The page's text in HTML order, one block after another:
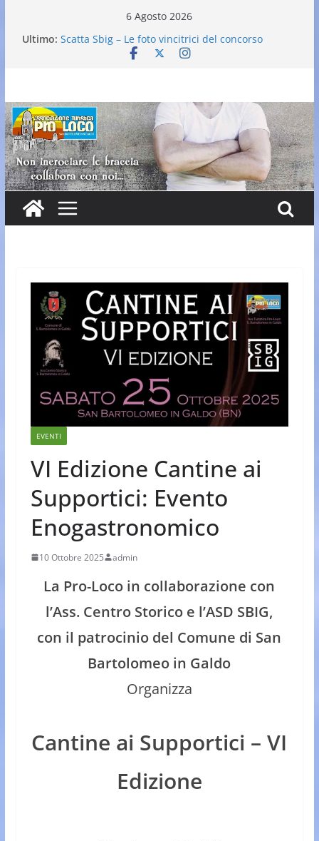
6 Agosto 2026
Ultimo: Scatta Sbig – Le foto vincitrici del concorso
25° Gran Carnevale
Enogastronomico
EVENTI
VI Edizione Cantine ai
Supportici: Evento
Enogastronomico
10 Ottobre 2025 admin
La Pro-Loco in collaborazione con
l’Ass. Centro Storico e l’ASD SBIG,
con il patrocinio del Comune di San
Bartolomeo in Galdo
Organizza
Cantine ai Supportici – VI
Edizione